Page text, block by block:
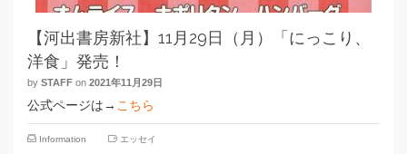
【河出書房新社】11月29日（月）「にっこり、
洋食」発売！
by STAFF on 2021年11月29日
公式ページは→ こちら
Information エッセイ